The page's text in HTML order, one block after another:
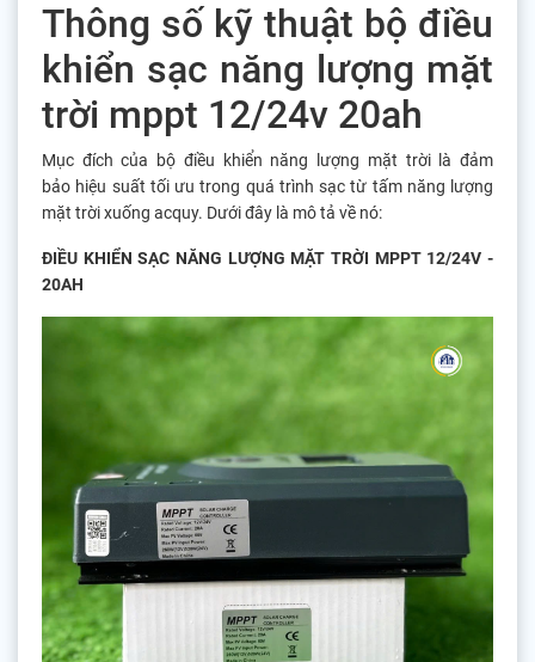
Thông số kỹ thuật bộ điều
khiển sạc năng lượng mặt
trời mppt 12/24v 20ah
Mục đích của bộ điều khiển năng lượng mặt trời là đảm
bảo hiệu suất tối ưu trong quá trình sạc từ tấm năng lượng
mặt trời xuống acquy. Dưới đây là mô tả về nó:
ĐIỀU KHIỂN SẠC NĂNG LƯỢNG MẶT TRỜI MPPT 12/24V -
20AH